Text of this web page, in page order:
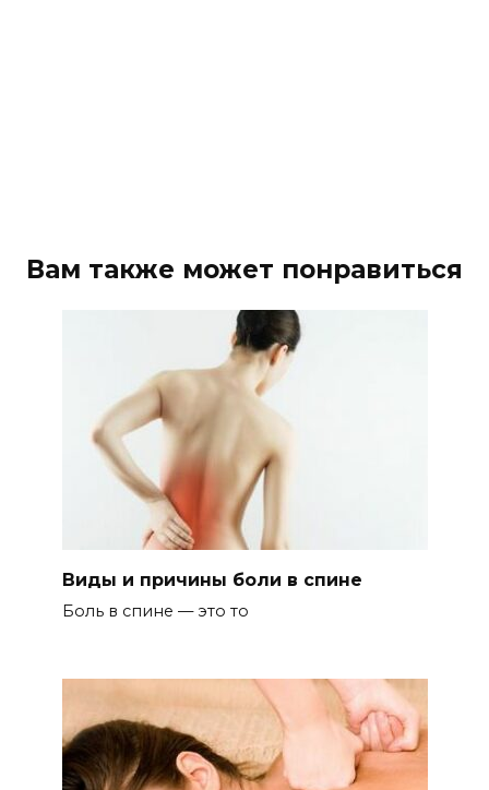
Вам также может понравиться
Виды и причины боли в спине
Боль в спине — это то